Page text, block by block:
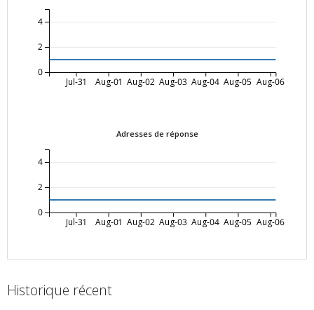
Jul-31 Aug-01 Aug-02 Aug-03 Aug-04 Aug-05 Aug-06
0
2
4
Adresses de réponse
Jul-31 Aug-01 Aug-02 Aug-03 Aug-04 Aug-05 Aug-06
0
2
4
Historique récent